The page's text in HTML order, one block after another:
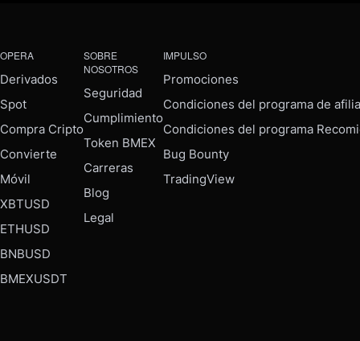
OPERA
Derivados
Spot
Compra Cripto
Convierte
Móvil
XBTUSD
ETHUSD
BNBUSD
BMEXUSDT
SOBRE
NOSOTROS
Seguridad
Cumplimiento
Token BMEX
Carreras
Blog
Legal
IMPULSO
Promociones
Condiciones del programa de
Condiciones del programa
Bug Bounty
TradingView